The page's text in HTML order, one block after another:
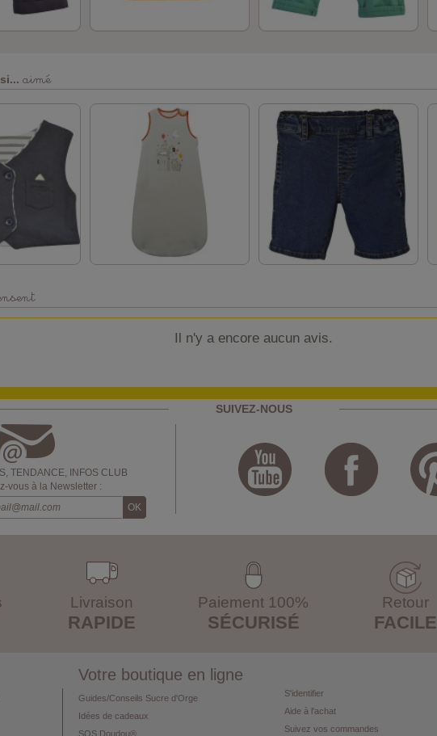
aimé
Il n'y a encore aucun avis.
SUIVEZ-NOUS
TENDANCE, INFOS CLUB
vous à la Newsletter :
Livraison
RAPIDE
Paiement 100%
SÉCURISÉ
Retour
FACILE
Votre boutique en ligne
Guides/Conseils Sucre d'Orge
Idées de cadeaux
SOS Doudou®
S'identifier
Aide à l'achat
Suivez vos commandes